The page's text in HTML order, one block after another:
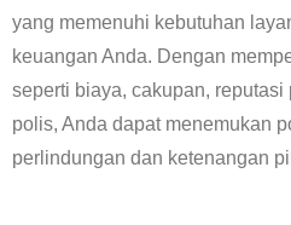
yang memenuhi kebutuhan
keuangan Anda. Dengan
seperti biaya, cakupan,
polis, Anda dapat menemukan
perlindungan dan ketenangan